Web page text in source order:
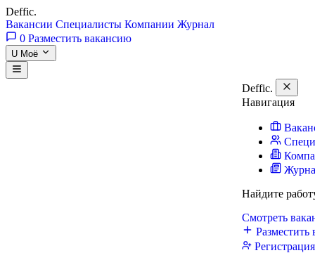
Deffic.
Вакансии Специалисты Компании Журнал
0 Разместить вакансию
U Моё
Deffic.
Навигация
Найдите
Смотреть
Разместить